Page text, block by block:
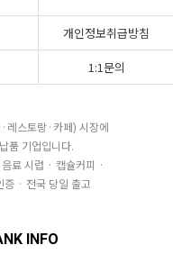
개인정보취급방침
1:1문의
레스토랑·카페) 시장에
품 기업입니다.
료 시럽 · 캡슐커피 ·
· 전국 당일 출고
INFO